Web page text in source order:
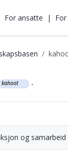
For ansatte |
kahoot .
og samarbeid